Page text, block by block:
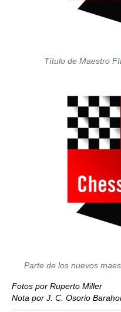
Título de Maestro
Parte de los nuevos
Fotos por Ruperto Miller
Nota por J. C. Osorio